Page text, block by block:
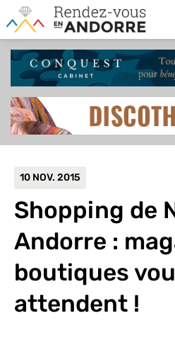
10 NOV. 2015
Shopping de
Andorre :
boutiques
attendent !